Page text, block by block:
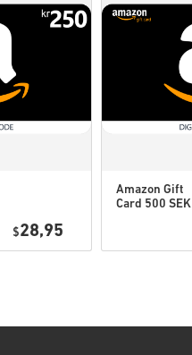
$28,95
Amazon Gift
Card 500 SEK